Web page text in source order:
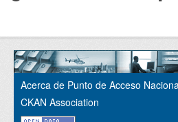
Acerca de Punto de Acceso
CKAN Association